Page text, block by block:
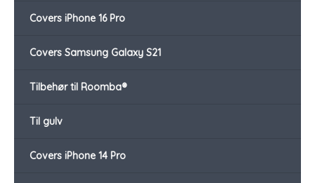
Covers iPhone 16 Pro
Covers Samsung Galaxy S21
Tilbehør til Roomba®
Til gulv
Covers iPhone 14 Pro